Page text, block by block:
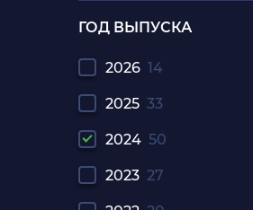
ГОД ВЫПУСКА
2026 14
2025 33
2024 50
2023 27